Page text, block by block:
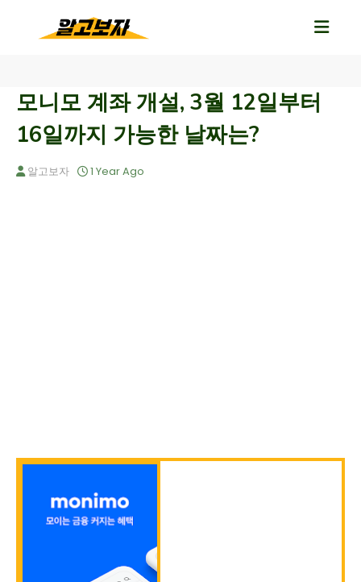
모니모 계좌 개설, 3월 12일부터
16일까지 가능한 날짜는?
알고보자 1 Year Ago